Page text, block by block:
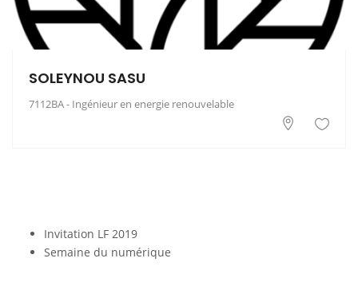
SOLEYNOU SASU
7112BA - Ingénieur en energie renouvelable
Invitation LF 2019
Semaine du numérique